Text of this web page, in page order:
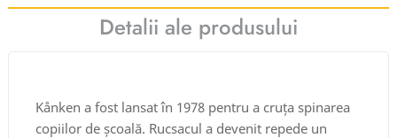
Detalii ale produsului
Kånken a fost lansat în 1978 pentru a cruța spinarea
copiilor de școală. Rucsacul a devenit repede un